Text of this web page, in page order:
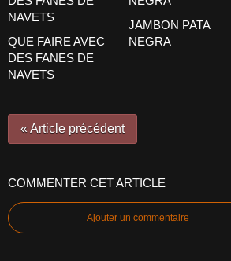
QUE FAIRE AVEC
DES FANES DE
NAVETS
JAMBON PATA
NEGRA
« Article précédent
COMMENTER CET ARTICLE
Ajouter un commentaire